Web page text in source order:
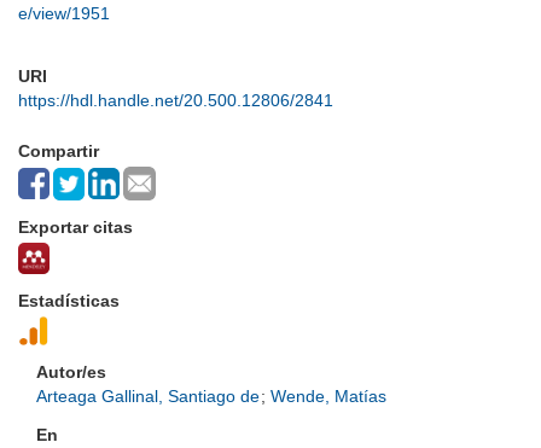
e/view/1951
URI
https://hdl.handle.net/20.500.12806/2841
Compartir
Exportar citas
Estadísticas
Autor/es
Arteaga Gallinal, Santiago de; Wende, Matías
En